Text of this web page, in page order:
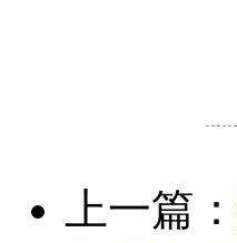
上一篇：